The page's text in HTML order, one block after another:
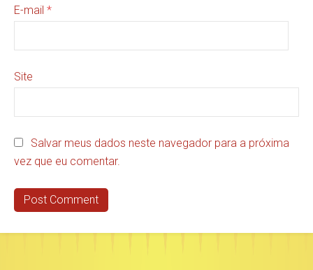
E-mail *
Site
Salvar meus dados neste navegador para a próxima
vez que eu comentar.